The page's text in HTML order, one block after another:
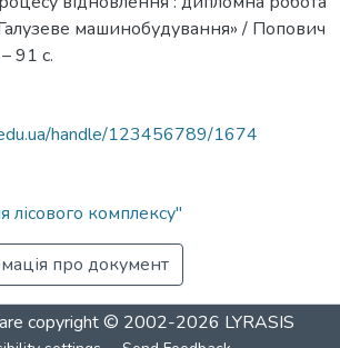
машинобудування» / Попович
91 с.
handle/123456789/1674
комплексу"
про документ
copyright © 2002-2026 LYRASIS